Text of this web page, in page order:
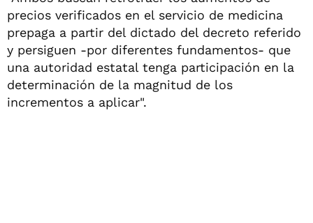
precios verificados en el servicio de medicina
prepaga a partir del dictado del decreto referido
y persiguen -por diferentes fundamentos- que
una autoridad estatal tenga participación en la
determinación de la magnitud de los
incrementos a aplicar".